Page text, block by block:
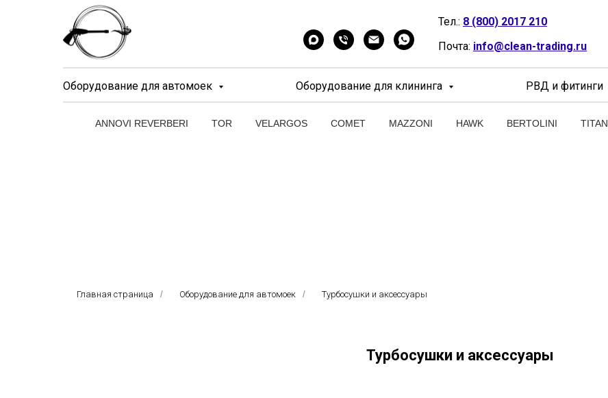
ANNOVI REVERBERI TOR VELARGOS COMET MAZZONI HAWK BERTOLINI TITAN
Тел.: 8 (800) 2017 210
Почта: info@clean-trading.ru
Оборудование для автомоек Оборудование для клининга РВД и фитинги
Главная страница / Оборудование для автомоек / Турбосушки и аксессуары
Турбосушки и аксессуары